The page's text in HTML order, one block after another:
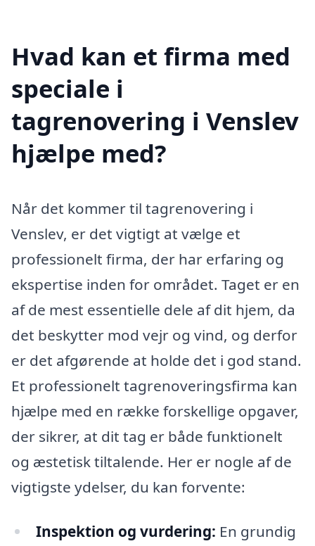
Hvad kan et firma med
speciale i
tagrenovering i Venslev
hjælpe med?
Når det kommer til tagrenovering i
Venslev, er det vigtigt at vælge et
professionelt firma, der har erfaring og
ekspertise inden for området. Taget er en
af de mest essentielle dele af dit hjem, da
det beskytter mod vejr og vind, og derfor
er det afgørende at holde det i god stand.
Et professionelt tagrenoveringsfirma kan
hjælpe med en række forskellige opgaver,
der sikrer, at dit tag er både funktionelt
og æstetisk tiltalende. Her er nogle af de
vigtigste ydelser, du kan forvente:
Inspektion og vurdering: En grundig